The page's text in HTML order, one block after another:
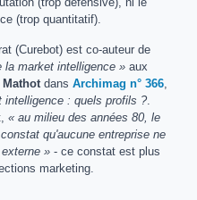
(trop quantitatif).
(Curebot) est co-auteur de
la market intelligence » aux
Mathot dans Archimag n° 366
intelligence : quels profils ?.
« au milieu des années 80, le
qu'aucune entreprise ne
» - ce constat est plus
marketing.